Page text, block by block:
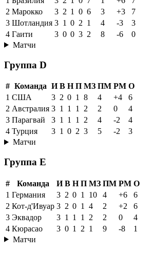
2 Марокко 3 2 1 0 6 3 +3
7
3 Шотландия 3 1 0 2 1 4 -3
3
4 Гаити 3 0 0 3 2 8 -6
0
Матчи
Группа D
# Команда И В Н П МЗ ПМ РМ О
1 США 3 2 0 1 8 4 +4
6
2 Австралия 3 1 1 1 2 2 0
4
3 Парагвай 3 1 1 1 2 4 -2
4
4 Турция 3 1 0 2 3 5 -2
3
Матчи
Группа E
# Команда И В Н П МЗ ПМ РМ О
1 Германия 3 2 0 1 10 4 +6
6
2 Кот-д'Ивуар 3 2 0 1 4 2 +2
6
3 Эквадор 3 1 1 1 2 2 0
4
4 Кюрасао 3 0 1 2 1 9 -8
1
Матчи